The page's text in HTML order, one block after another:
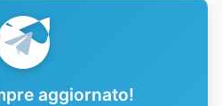
aggiornato!